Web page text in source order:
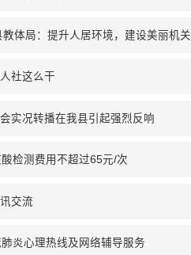
教体局：提升人居环境，建设美丽机关
社这么干
实况转播在我县引起强烈反响
检测费用不超过65元/次
交流
炎心理热线及网络辅导服务